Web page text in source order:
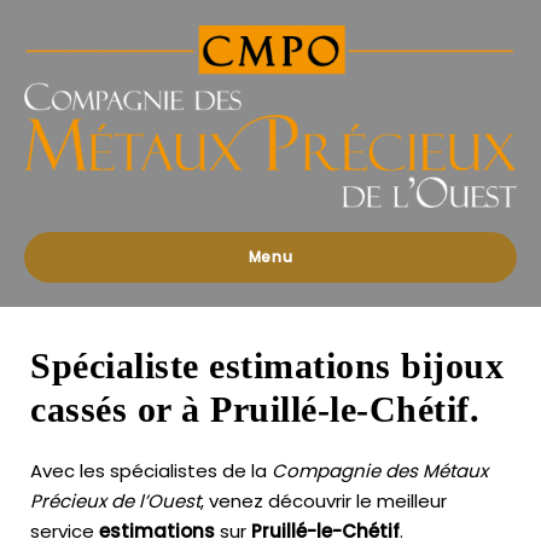
des
Précieux
l'Ouest
Menu
Spécialiste estimations bijoux
cassés or à Pruillé-le-Chétif.
Avec les spécialistes de la Compagnie des Métaux
Précieux de l’Ouest, venez découvrir le meilleur
service estimationssur Pruillé-le-Chétif.